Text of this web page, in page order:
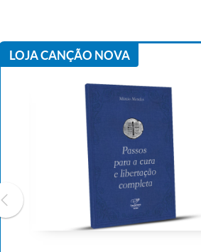
LOJA CANÇÃO NOVA